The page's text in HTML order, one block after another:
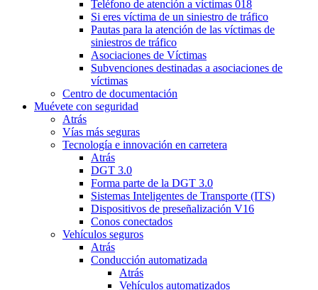
Teléfono de atención a víctimas 018
Si eres víctima de un siniestro de tráfico
Pautas para la atención de las víctimas de
siniestros de tráfico
Asociaciones de Víctimas
Subvenciones destinadas a asociaciones de
víctimas
Centro de documentación
Muévete con seguridad
Atrás
Vías más seguras
Tecnología e innovación en carretera
Atrás
DGT 3.0
Forma parte de la DGT 3.0
Sistemas Inteligentes de Transporte (ITS)
Dispositivos de preseñalización V16
Conos conectados
Vehículos seguros
Atrás
Conducción automatizada
Atrás
Vehículos automatizados